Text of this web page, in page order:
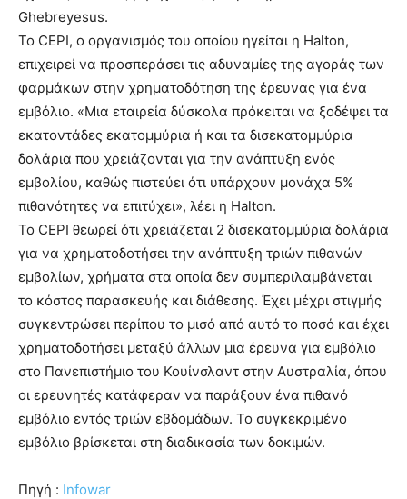
Ghebreyesus.
Το CEPI, ο οργανισμός του οποίου ηγείται η Halton,
επιχειρεί να προσπεράσει τις αδυναμίες της αγοράς των
φαρμάκων στην χρηματοδότηση της έρευνας για ένα
εμβόλιο. «Μια εταιρεία δύσκολα πρόκειται να ξοδέψει τα
εκατοντάδες εκατομμύρια ή και τα δισεκατομμύρια
δολάρια που χρειάζονται για την ανάπτυξη ενός
εμβολίου, καθώς πιστεύει ότι υπάρχουν μονάχα 5%
πιθανότητες να επιτύχει», λέει η Halton.
To CEPI θεωρεί ότι χρειάζεται 2 δισεκατομμύρια δολάρια
για να χρηματοδοτήσει την ανάπτυξη τριών πιθανών
εμβολίων, χρήματα στα οποία δεν συμπεριλαμβάνεται
το κόστος παρασκευής και διάθεσης. Έχει μέχρι στιγμής
συγκεντρώσει περίπου το μισό από αυτό το ποσό και έχει
χρηματοδοτήσει μεταξύ άλλων μια έρευνα για εμβόλιο
στο Πανεπιστήμιο του Κουίνσλαντ στην Αυστραλία, όπου
οι ερευνητές κατάφεραν να παράξουν ένα πιθανό
εμβόλιο εντός τριών εβδομάδων. Το συγκεκριμένο
εμβόλιο βρίσκεται στη διαδικασία των δοκιμών.
Πηγή : Infowar